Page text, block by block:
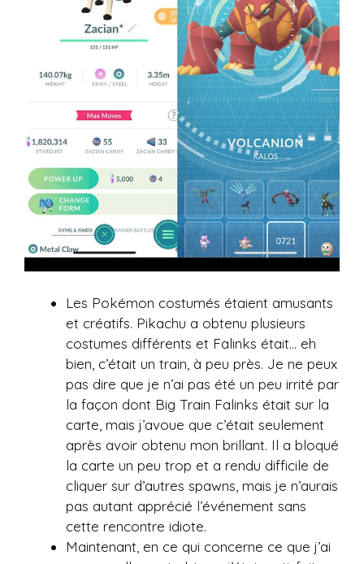
Les Pokémon costumés étaient amusants
et créatifs. Pikachu a obtenu plusieurs
costumes différents et Falinks était… eh
bien, c’était un train, à peu près. Je ne peux
pas dire que je n’ai pas été un peu irrité par
la façon dont Big Train Falinks était sur la
carte, mais j’avoue que c’était seulement
après avoir obtenu mon brillant. Il a bloqué
la carte un peu trop et a rendu difficile de
cliquer sur d’autres spawns, mais je n’aurais
pas autant apprécié l’événement sans
cette rencontre idiote.
Maintenant, en ce qui concerne ce que j’ai